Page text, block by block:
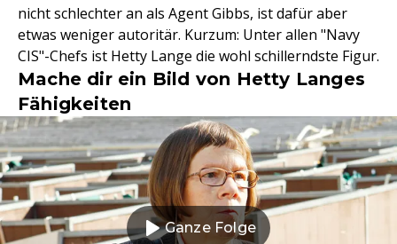
nicht schlechter an als Agent Gibbs, ist dafür aber
etwas weniger autoritär. Kurzum: Unter allen "Navy
CIS"-Chefs ist Hetty Lange die wohl schillerndste Figur.
Mache dir ein Bild von Hetty Langes
Fähigkeiten
Ganze Folge